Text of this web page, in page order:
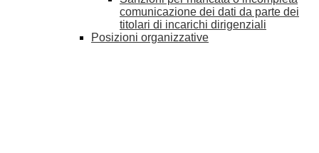
comunicazione dei dati da parte dei
titolari di incarichi dirigenziali
Posizioni organizzative